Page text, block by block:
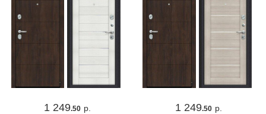
1 249.50 р. 1 249.50 р.